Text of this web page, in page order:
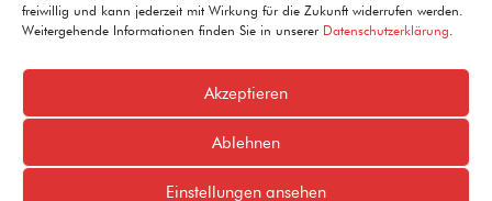
freiwillig und kann jederzeit mit Wirkung für die Zukunft widerrufen werden.
Weitergehende Informationen finden Sie in unserer Datenschutzerklärung.
Akzeptieren
Ablehnen
Einstellungen ansehen
11 + 4= Senden
Alternative:
© 2024 SPD Koblenz